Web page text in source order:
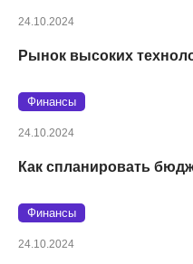
24.10.2024
Рынок высоких
Финансы
24.10.2024
Как спланировать
Финансы
24.10.2024